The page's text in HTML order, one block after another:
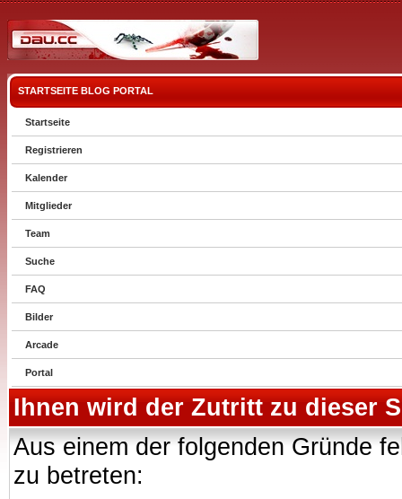
STARTSEITE BLOG PORTAL
Startseite
Registrieren
Kalender
Mitglieder
Team
Suche
FAQ
Bilder
Arcade
Portal
Ihnen wird der Zutritt zu dieser
Aus einem der folgenden Gründe
zu betreten: